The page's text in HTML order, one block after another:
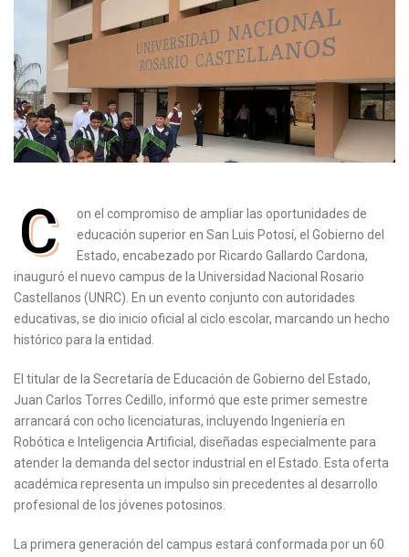
C
on el compromiso de ampliar las oportunidades de
educación superior en San Luis Potosí, el Gobierno del
Estado, encabezado por Ricardo Gallardo Cardona,
inauguró el nuevo campus de la Universidad Nacional Rosario
Castellanos (UNRC). En un evento conjunto con autoridades
educativas, se dio inicio oficial al ciclo escolar, marcando un hecho
histórico para la entidad.
El titular de la Secretaría de Educación de Gobierno del Estado,
Juan Carlos Torres Cedillo, informó que este primer semestre
arrancará con ocho licenciaturas, incluyendo Ingeniería en
Robótica e Inteligencia Artificial, diseñadas especialmente para
atender la demanda del sector industrial en el Estado. Esta oferta
académica representa un impulso sin precedentes al desarrollo
profesional de los jóvenes potosinos.
La primera generación del campus estará conformada por un 60